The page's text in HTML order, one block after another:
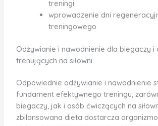
treningi
wprowadzenie dni
treningowego
Odżywianie i nawodnienie dla biegaczy i
trenujących na siłowni
Odpowiednie odżywianie i nawodnienie
fundament efektywnego treningu,
biegaczy, jak i osób ćwiczących na
zbilansowana dieta dostarcza